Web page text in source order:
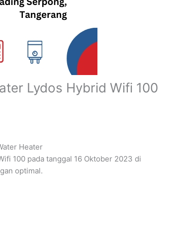
Lydos Hybrid Wifi 100
Heater
100 pada tanggal 16 Oktober 2023 di
optimal.